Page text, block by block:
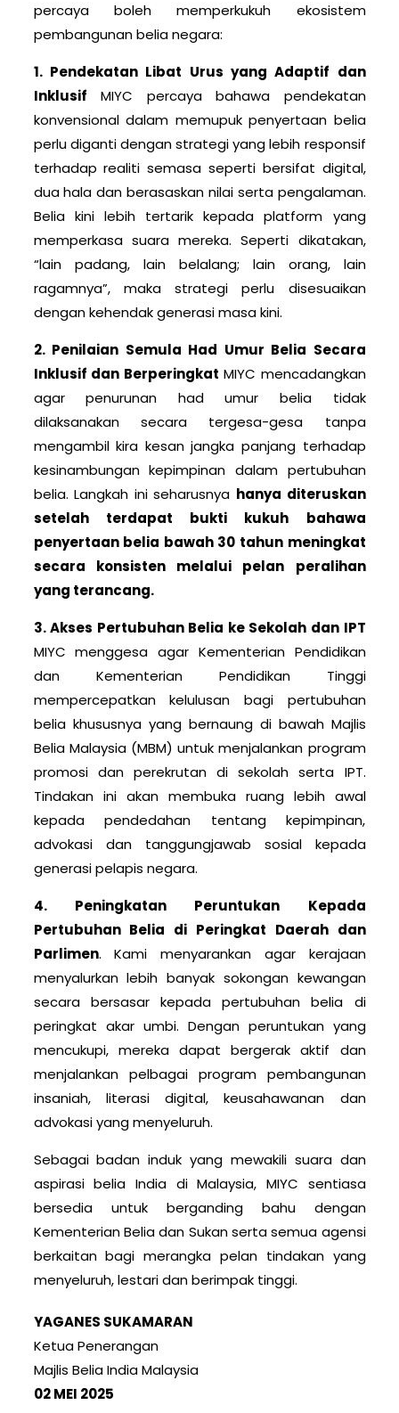
percaya boleh memperkukuh ekosistem
pembangunan belia negara:
1. Pendekatan Libat Urus yang Adaptif dan
Inklusif MIYC percaya bahawa pendekatan
konvensional dalam memupuk penyertaan belia
perlu diganti dengan strategi yang lebih responsif
terhadap realiti semasa seperti bersifat digital,
dua hala dan berasaskan nilai serta pengalaman.
Belia kini lebih tertarik kepada platform yang
memperkasa suara mereka. Seperti dikatakan,
“lain padang, lain belalang; lain orang, lain
ragamnya”, maka strategi perlu disesuaikan
dengan kehendak generasi masa kini.
2. Penilaian Semula Had Umur Belia Secara
Inklusif dan Berperingkat MIYC mencadangkan
agar penurunan had umur belia tidak
dilaksanakan secara tergesa-gesa tanpa
mengambil kira kesan jangka panjang terhadap
kesinambungan kepimpinan dalam pertubuhan
belia. Langkah ini seharusnya hanya diteruskan
setelah terdapat bukti kukuh bahawa
penyertaan belia bawah 30 tahun meningkat
secara konsisten melalui pelan peralihan
yang terancang.
3. Akses Pertubuhan Belia ke Sekolah dan IPT
MIYC menggesa agar Kementerian Pendidikan
dan Kementerian Pendidikan Tinggi
mempercepatkan kelulusan bagi pertubuhan
belia khususnya yang bernaung di bawah Majlis
Belia Malaysia (MBM) untuk menjalankan program
promosi dan perekrutan di sekolah serta IPT.
Tindakan ini akan membuka ruang lebih awal
kepada pendedahan tentang kepimpinan,
advokasi dan tanggungjawab sosial kepada
generasi pelapis negara.
4. Peningkatan Peruntukan Kepada
Pertubuhan Belia di Peringkat Daerah dan
Parlimen. Kami menyarankan agar kerajaan
menyalurkan lebih banyak sokongan kewangan
secara bersasar kepada pertubuhan belia di
peringkat akar umbi. Dengan peruntukan yang
mencukupi, mereka dapat bergerak aktif dan
menjalankan pelbagai program pembangunan
insaniah, literasi digital, keusahawanan dan
advokasi yang menyeluruh.
Sebagai badan induk yang mewakili suara dan
aspirasi belia India di Malaysia, MIYC sentiasa
bersedia untuk berganding bahu dengan
Kementerian Belia dan Sukan serta semua agensi
berkaitan bagi merangka pelan tindakan yang
menyeluruh, lestari dan berimpak tinggi.
YAGANES SUKAMARAN
Ketua Penerangan
Majlis Belia India Malaysia
02 MEI 2025